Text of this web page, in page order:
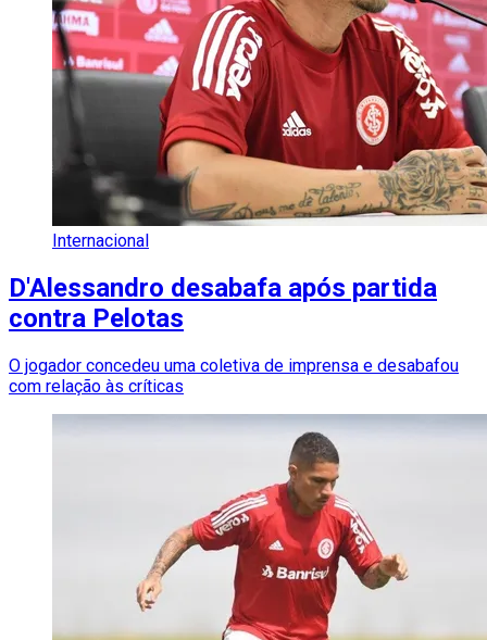
Internacional
D'Alessandro desabafa após partida
contra Pelotas
O jogador concedeu uma coletiva de imprensa e desabafou
com relação às críticas